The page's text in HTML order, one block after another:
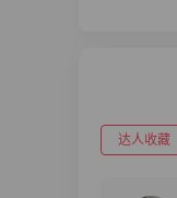
达人收藏